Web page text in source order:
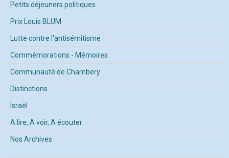
Petits déjeuners politiques
Prix Louis BLUM
Lutte contre l'antisémitisme
Commémorations - Mémoires
Communauté de Chambery
Distinctions
Israël
A lire, A voir, A écouter
Nos Archives